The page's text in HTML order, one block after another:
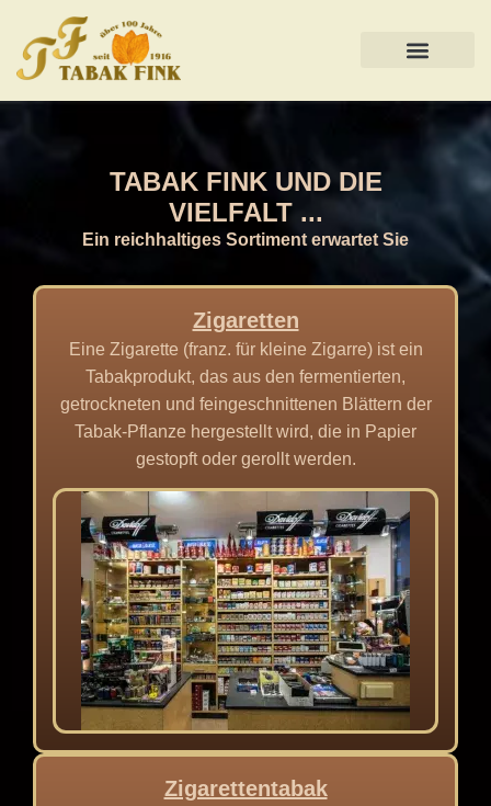
TABAK FINK UND DIE
VIELFALT ...
Ein reichhaltiges Sortiment erwartet Sie
Zigaretten
Eine Zigarette (franz. für kleine Zigarre) ist ein
Tabakprodukt, das aus den fermentierten,
getrockneten und feingeschnittenen Blättern der
Tabak-Pflanze hergestellt wird, die in Papier
gestopft oder gerollt werden.
Zigarettentabak